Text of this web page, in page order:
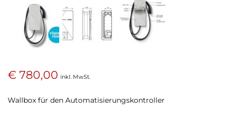
€ 780,00 inkl. MwSt.
Wallbox für den Automatisierungskontroller